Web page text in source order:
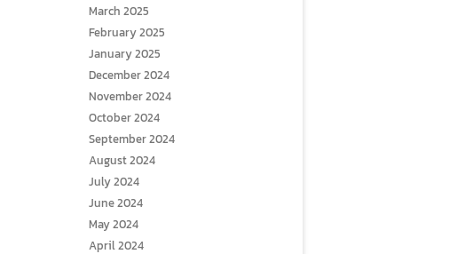
March 2025
February 2025
January 2025
December 2024
November 2024
October 2024
September 2024
August 2024
July 2024
June 2024
May 2024
April 2024